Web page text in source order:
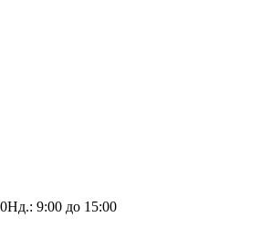
Нд.: 9:00 до 15:00